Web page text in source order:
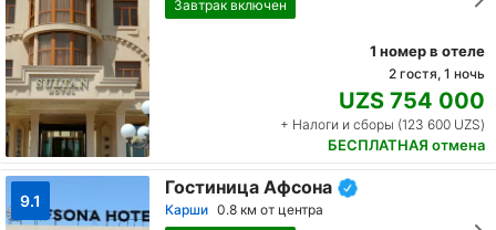
Завтрак включен
1 номер в отеле
2 гостя, 1 ночь
UZS 754 000
+ Налоги и сборы (123 600 UZS)
БЕСПЛАТНАЯ отмена
9.1
Гостиница Афсона
Карши 0.8 км от центра